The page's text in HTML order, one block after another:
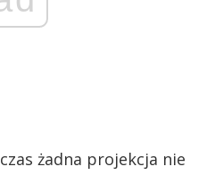
żadna projekcja nie